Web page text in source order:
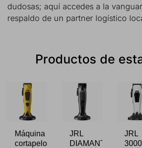
dudosas; aquí accedes a la
respaldo de un partner logístico
Productos de
Máquina
cortapelos
JRL
DIAMANTE
JRL